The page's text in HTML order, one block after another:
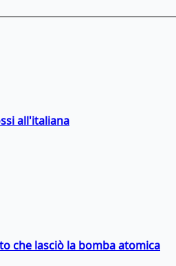
all'italiana
che lasciò la bomba atomica